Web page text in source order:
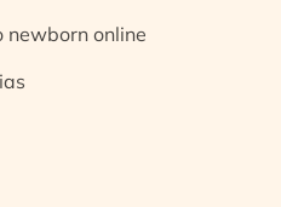
newborn online